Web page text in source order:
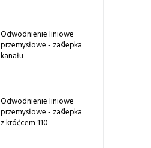
Odwodnienie liniowe
przemysłowe - zaślepka
kanału
Odwodnienie liniowe
przemysłowe - zaślepka
z króćcem 110